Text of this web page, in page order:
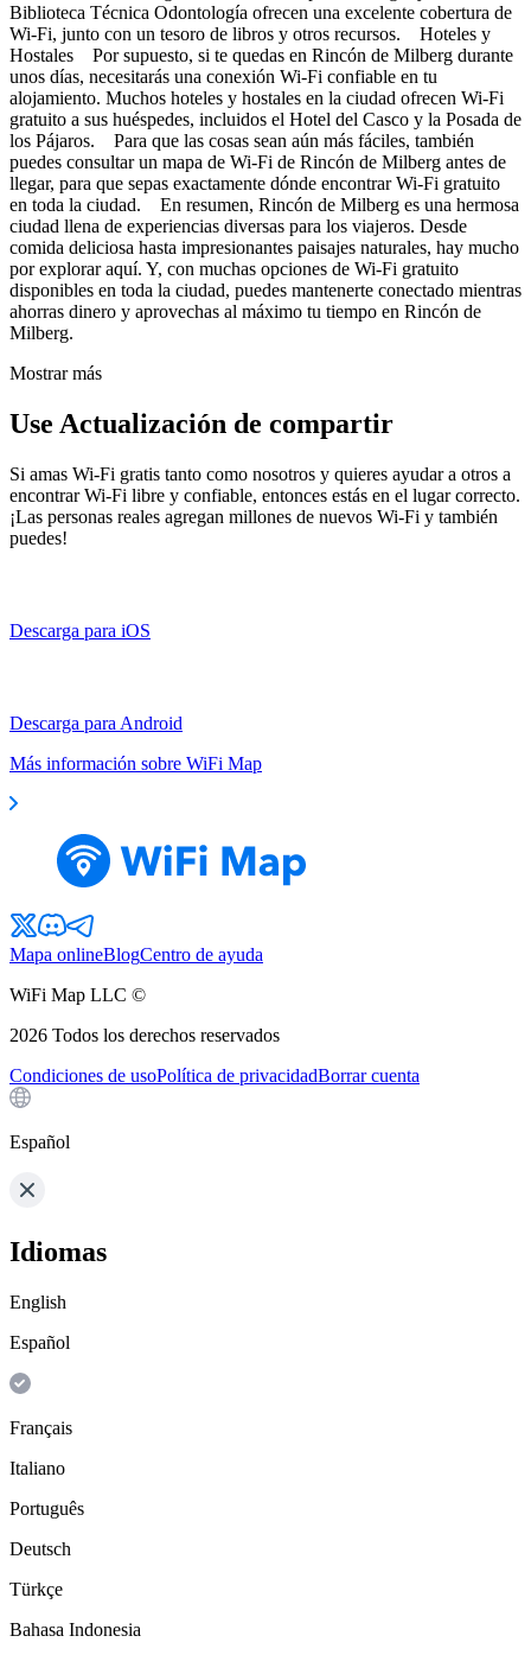
Biblioteca Técnica Odontología ofrecen una excelente cobertura de
Wi-Fi, junto con un tesoro de libros y otros recursos. Hoteles y
Hostales Por supuesto, si te quedas en Rincón de Milberg durante
unos días, necesitarás una conexión Wi-Fi confiable en tu
alojamiento. Muchos hoteles y hostales en la ciudad ofrecen Wi-Fi
gratuito a sus huéspedes, incluidos el Hotel del Casco y la Posada de
los Pájaros. Para que las cosas sean aún más fáciles, también
puedes consultar un mapa de Wi-Fi de Rincón de Milberg antes de
llegar, para que sepas exactamente dónde encontrar Wi-Fi gratuito
en toda la ciudad. En resumen, Rincón de Milberg es una hermosa
ciudad llena de experiencias diversas para los viajeros. Desde
comida deliciosa hasta impresionantes paisajes naturales, hay mucho
por explorar aquí. Y, con muchas opciones de Wi-Fi gratuito
disponibles en toda la ciudad, puedes mantenerte conectado mientras
ahorras dinero y aprovechas al máximo tu tiempo en Rincón de
Milberg.
Mostrar más
Use Actualización de compartir
Si amas Wi-Fi gratis tanto como nosotros y quieres ayudar a otros a
encontrar Wi-Fi libre y confiable, entonces estás en el lugar correcto.
¡Las personas reales agregan millones de nuevos Wi-Fi y también
puedes!
Descarga para iOS
Descarga para Android
Más información sobre WiFi Map
Mapa onlineBlogCentro de ayuda
WiFi Map LLC ©
2026 Todos los derechos reservados
Condiciones de usoPolítica de privacidadBorrar cuenta
Español
Idiomas
English
Español
Français
Italiano
Português
Deutsch
Türkçe
Bahasa Indonesia